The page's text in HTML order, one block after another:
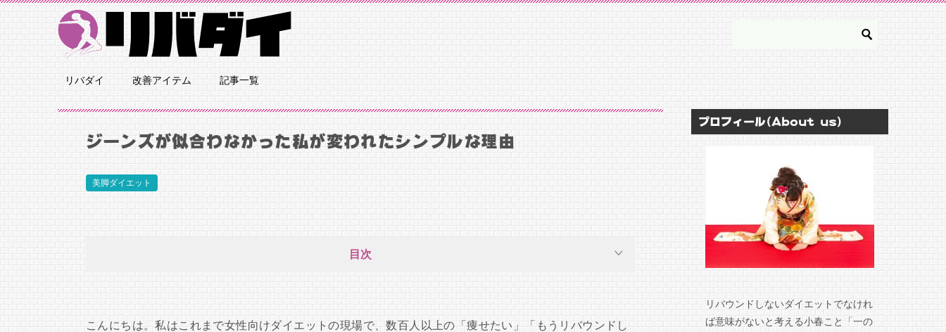
リバダイ 改善アイテム 記事一覧
ジーンズが似合わなかった私が変われたシンプルな理由
美脚ダイエット
目次
こんにちは。私はこれまで女性向けダイエットの現場で、数百人以上の「痩せたい」「もうリバウンドし
プロフィール(About us)
リバウンドしないダイエットでなけれ
ば意味がないと考える小春こと「一の